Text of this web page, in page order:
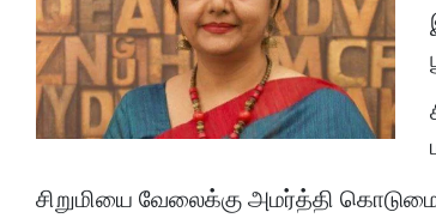
சிறுமியை வேலைக்கு அமர்த்தி